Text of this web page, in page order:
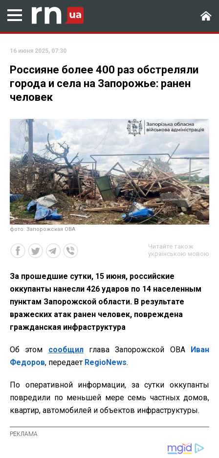
16 июня 2025, 07:30
Россияне более 400 раз обстреляли
города и села на Запорожье: ранен
человек
фото: Запорожская ОВА
Читайте також
українською мовою
За прошедшие сутки, 15 июня, российские
оккупанты нанесли 426 ударов по 14 населенным
пунктам Запорожской области. В результате
вражеских атак ранен человек, повреждена
гражданская инфраструктура
Об этом сообщилглава Запорожской ОВА Иван
Федоров, передает RegioNews.
По оперативной информации, за сутки оккупанты
повредили по меньшей мере семь частных домов,
квартир, автомобилей и объектов инфраструктуры.